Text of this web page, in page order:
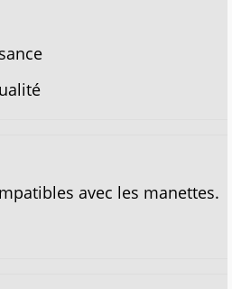
avec les manettes.